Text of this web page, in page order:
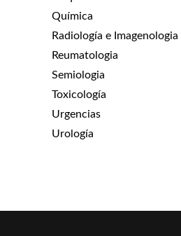
Química
Radiología e Imagenologia
Reumatologia
Semiologia
Toxicología
Urgencias
Urología